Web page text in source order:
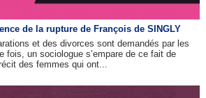
de la rupture de François de SINGLY
et des divorces sont demandés par les
fois, un sociologue s’empare de ce fait de
des femmes qui ont...